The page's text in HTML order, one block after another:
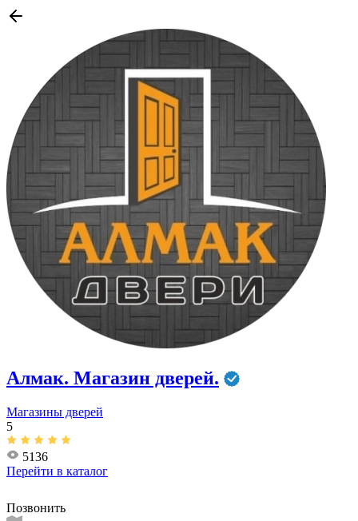
Алмак. Магазин дверей.
Магазины дверей
5
5136
Перейти в каталог
Позвонить